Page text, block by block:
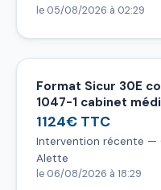
le 05/08/2026 à 02:29
Format Sicur 30E
1047-1 cabinet
1124€ TTC
Intervention récente —
Alette
le 06/08/2026 à 18:29